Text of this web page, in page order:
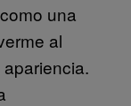
una
al